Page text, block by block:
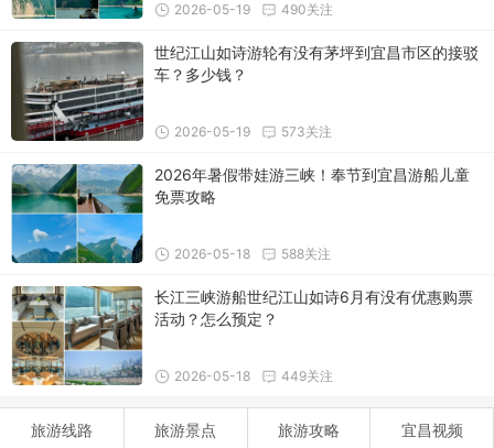
490关注
2026-05-19
世纪江山如诗游轮有没有茅坪到宜昌市区的接驳
车？多少钱？
573关注
2026-05-19
2026年暑假带娃游三峡！奉节到宜昌游船儿童
免票攻略
588关注
2026-05-18
长江三峡游船世纪江山如诗6月有没有优惠购票
活动？怎么预定？
449关注
2026-05-18
旅游线路 旅游景点 旅游攻略 宜昌视频